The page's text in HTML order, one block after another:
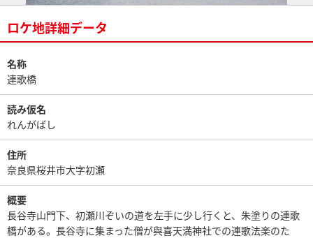
ロケ地詳細データ
名称
連歌橋
読み仮名
れんがばし
住所
奈良県桜井市大字初瀬
概要
長谷寺山門下、初瀬川ぞいの道を左手に少し行くと、朱塗りの連歌
橋がある。長谷寺に集まった僧が與喜天満神社での連歌法楽のた